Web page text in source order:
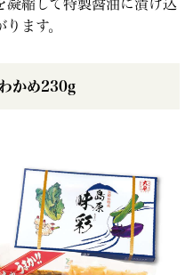
ます。
かめ230g